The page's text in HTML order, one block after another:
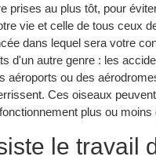
prises au plus tôt, pour
vie et celle de tous ceux
dans lequel sera votre
d'un autre genre : les
aéroports ou des
Ces oiseaux
plus ou moins
le travail